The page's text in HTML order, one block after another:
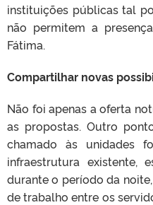
instituições públicas tal
não permitem a
Fátima.
Compartilhar novas
Não foi apenas a oferta
as propostas. Outro
chamado às unidades
infraestrutura existente,
durante o período da
de trabalho entre os